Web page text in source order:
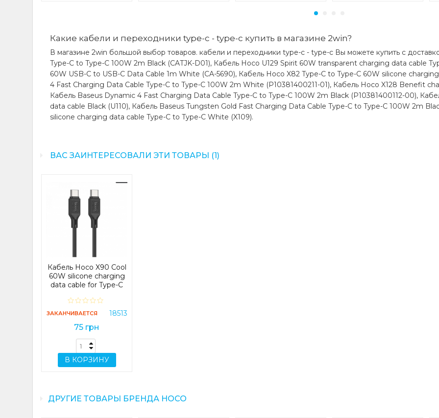
Сила тока: 3 А
Материал: PVC, силикон
Вес: 24 г
Какая цена на кабель hoco x90 cool
charging data cable for type-c to
Цена на кабель hoco x90 cool 60w
Какие кабели и переходники type-c - type-c купить в магазине 2win?
В магазине 2win большой выбор товаров. кабели и переходники type-c - type-c Вы можете купить с
Type-C to Type-C 100W 2m Black (CATJK-D01), Кабель Hoco U129 Spirit 60W transparent charging data cable
60W USB-C to USB-C Data Cable 1m White (CA-5690), Кабель Hoco X82 Type-C to Type-C 60W silicone
4 Fast Charging Data Cable Type-C to Type-C 100W 2m White (P10381400211-01), Кабель Hoco X128 Benefit
Кабель Baseus Dynamic 4 Fast Charging Data Cable Type-C to Type-C 100W 2m Black (P10381400112-00),
data cable Black (U110), Кабель Baseus Tungsten Gold Fast Charging Data Cable Type-C to Type-C 100W 2m
silicone charging data cable Type-C to Type-C White (X109).
ВАС ЗАИНТЕРЕСОВАЛИ ЭТИ ТОВАРЫ (1)
Кабель Hoco X90 Cool
60W silicone charging
data cable for Type-C
ЗАКАНЧИВАЕТСЯ 18513
75 грн
В КОРЗИНУ
ДРУГИЕ ТОВАРЫ БРЕНДА HOCO